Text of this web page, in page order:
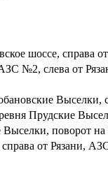
шоссе, справа
№2, слева от
Выселки,
Прудские
поворот на
от Рязани,